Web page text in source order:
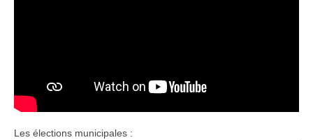
Les élections municipales :